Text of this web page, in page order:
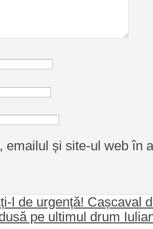
emailul și site-ul web în
l de urgență! Cașcaval
pe ultimul drum